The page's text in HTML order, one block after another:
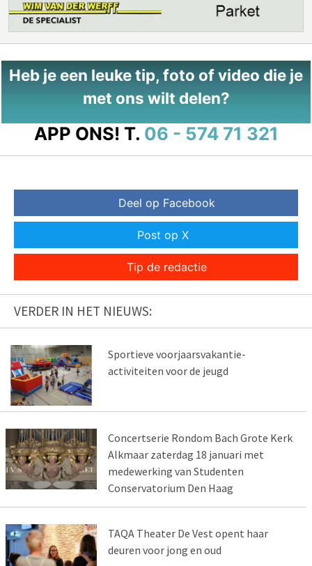
Heb je een leuke tip, foto of video die je
met ons wilt delen?
APP ONS! T. 06 - 574 71 321
Deel op Facebook
Post op X
Tip de redactie
VERDER IN HET NIEUWS:
Sportieve voorjaarsvakantie-
activiteiten voor de jeugd
Concertserie Rondom Bach Grote Kerk
Alkmaar zaterdag 18 januari met
medewerking van Studenten
Conservatorium Den Haag
TAQA Theater De Vest opent haar
deuren voor jong en oud